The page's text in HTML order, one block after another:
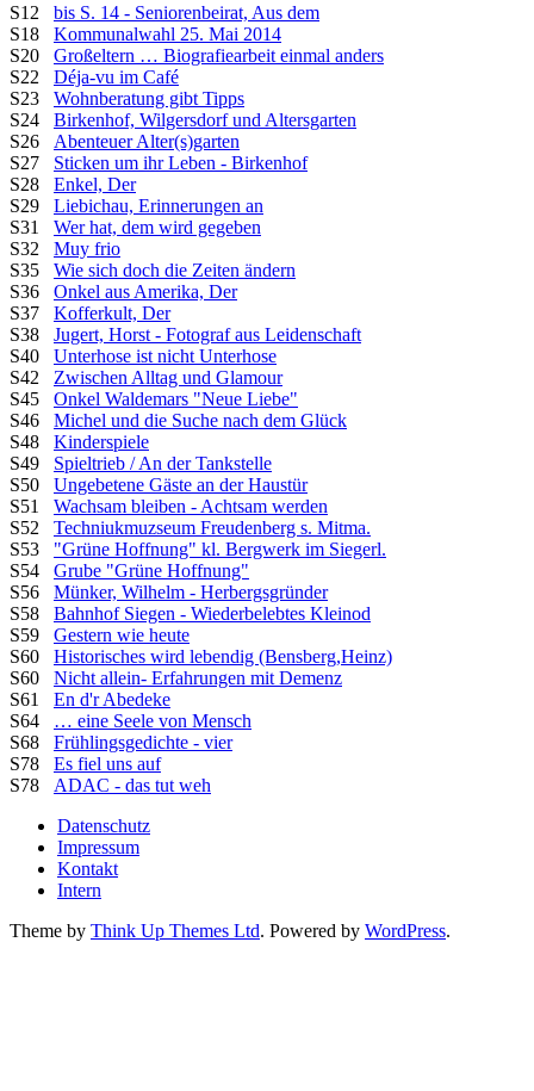
S12 bis S. 14 - Seniorenbeirat, Aus dem
S18 Kommunalwahl 25. Mai 2014
S20 Großeltern … Biografiearbeit einmal anders
S22 Déja-vu im Café
S23 Wohnberatung gibt Tipps
S24 Birkenhof, Wilgersdorf und Altersgarten
S26 Abenteuer Alter(s)garten
S27 Sticken um ihr Leben - Birkenhof
S28 Enkel, Der
S29 Liebichau, Erinnerungen an
S31 Wer hat, dem wird gegeben
S32 Muy frio
S35 Wie sich doch die Zeiten ändern
S36 Onkel aus Amerika, Der
S37 Kofferkult, Der
S38 Jugert, Horst - Fotograf aus Leidenschaft
S40 Unterhose ist nicht Unterhose
S42 Zwischen Alltag und Glamour
S45 Onkel Waldemars "Neue Liebe"
S46 Michel und die Suche nach dem Glück
S48 Kinderspiele
S49 Spieltrieb / An der Tankstelle
S50 Ungebetene Gäste an der Haustür
S51 Wachsam bleiben - Achtsam werden
S52 Techniukmuzseum Freudenberg s. Mitma.
S53 "Grüne Hoffnung" kl. Bergwerk im Siegerl.
S54 Grube "Grüne Hoffnung"
S56 Münker, Wilhelm - Herbergsgründer
S58 Bahnhof Siegen - Wiederbelebtes Kleinod
S59 Gestern wie heute
S60 Historisches wird lebendig (Bensberg,Heinz)
S60 Nicht allein- Erfahrungen mit Demenz
S61 En d'r Abedeke
S64 … eine Seele von Mensch
S68 Frühlingsgedichte - vier
S78 Es fiel uns auf
S78 ADAC - das tut weh
Datenschutz
Impressum
Kontakt
Intern
Theme by Think Up Themes Ltd. Powered by WordPress.